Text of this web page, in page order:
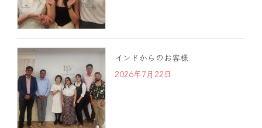
インドからのお客様
2026年7月22日